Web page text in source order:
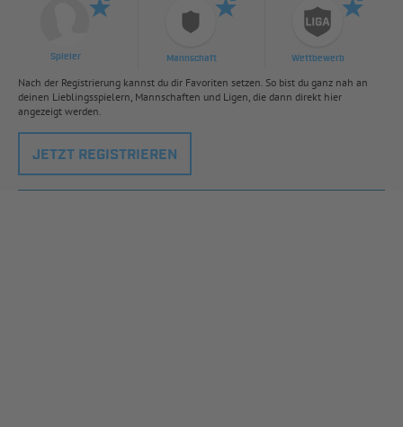
Spieler Mannschaft Wettbewerb
Nach der Registrierung kannst du dir Favoriten setzen. So bist du ganz nah an
deinen Lieblingsspielern, Mannschaften und Ligen, die dann direkt hier
angezeigt werden.
JETZT REGISTRIEREN